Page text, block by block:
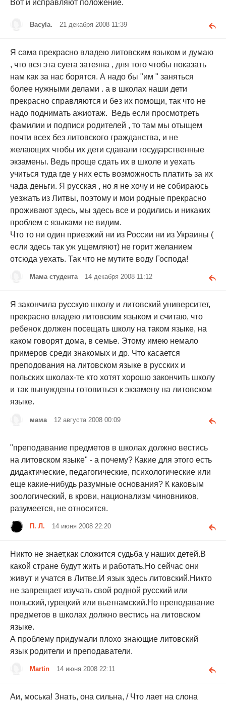
Вот и исправляют положение.
Bacyla. 21 декабря 2008 11:39
Я сама прекрасно владею литовским языком и думаю
, что вся эта суета затеяна , для того чтобы показать
нам как за нас борятся. А надо бы "им " заняться
более нужными делами . а в школах наши дети
прекрасно справляются и без их помощи, так что не
надо поднимать ажиотаж. Ведь если просмотреть
фамилии и подписи родителей , то там мы отыщем
почти всех без литовского гражданства, и не
желающих чтобы их дети сдавали государственные
экзамены. Ведь проще сдать их в школе и уехать
учиться туда где у них есть возможность платить за их
чада деньги. Я русская , но я не хочу и не собираюсь
уезжать из Литвы, поэтому и мои родные прекрасно
проживают здесь, мы здесь все и родились и никаких
проблем с языками не видим.
Что то ни один приезжий ни из России ни из Украины (
если здесь так уж ущемляют) не горит желанием
отсюда уехать. Так что не мутите воду Господа!
Мама студента 14 декабря 2008 11:12
Я закончила русскую школу и литовский университет,
прекрасно владею литовским языком и считаю, что
ребенок должен посещать школу на таком языке, на
каком говорят дома, в семье. Этому имею немало
примеров среди знакомых и др. Что касается
преподования на литовском языке в русских и
польских школах-те кто хотят хорошо закончить школу
и так вынуждены готовиться к экзамену на литовском
языке.
мама 12 августа 2008 00:09
"преподавание предметов в школах должно вестись
на литовском языке" - а почему? Какие для этого есть
дидактические, педагогические, психологические или
еще какие-нибудь разумные основания? К каковым
зоологический, в крови, национализм чиновников,
разумеется, не относится.
П. Л. 14 июня 2008 22:20
Никто не знает,как сложится судьба у наших детей.В
какой стране будут жить и работать.Но сейчас они
живут и учатся в Литве.И язык здесь литовский.Никто
не запрещает изучать свой родной русский или
польский,турецкий или вьетнамский.Но преподавание
предметов в школах должно вестись на литовском
языке.
А проблему придумали плохо знающие литовский
язык родители и преподаватели.
Martin 14 июня 2008 22:11
Аи, моська! Знать, она сильна, / Что лает на слона